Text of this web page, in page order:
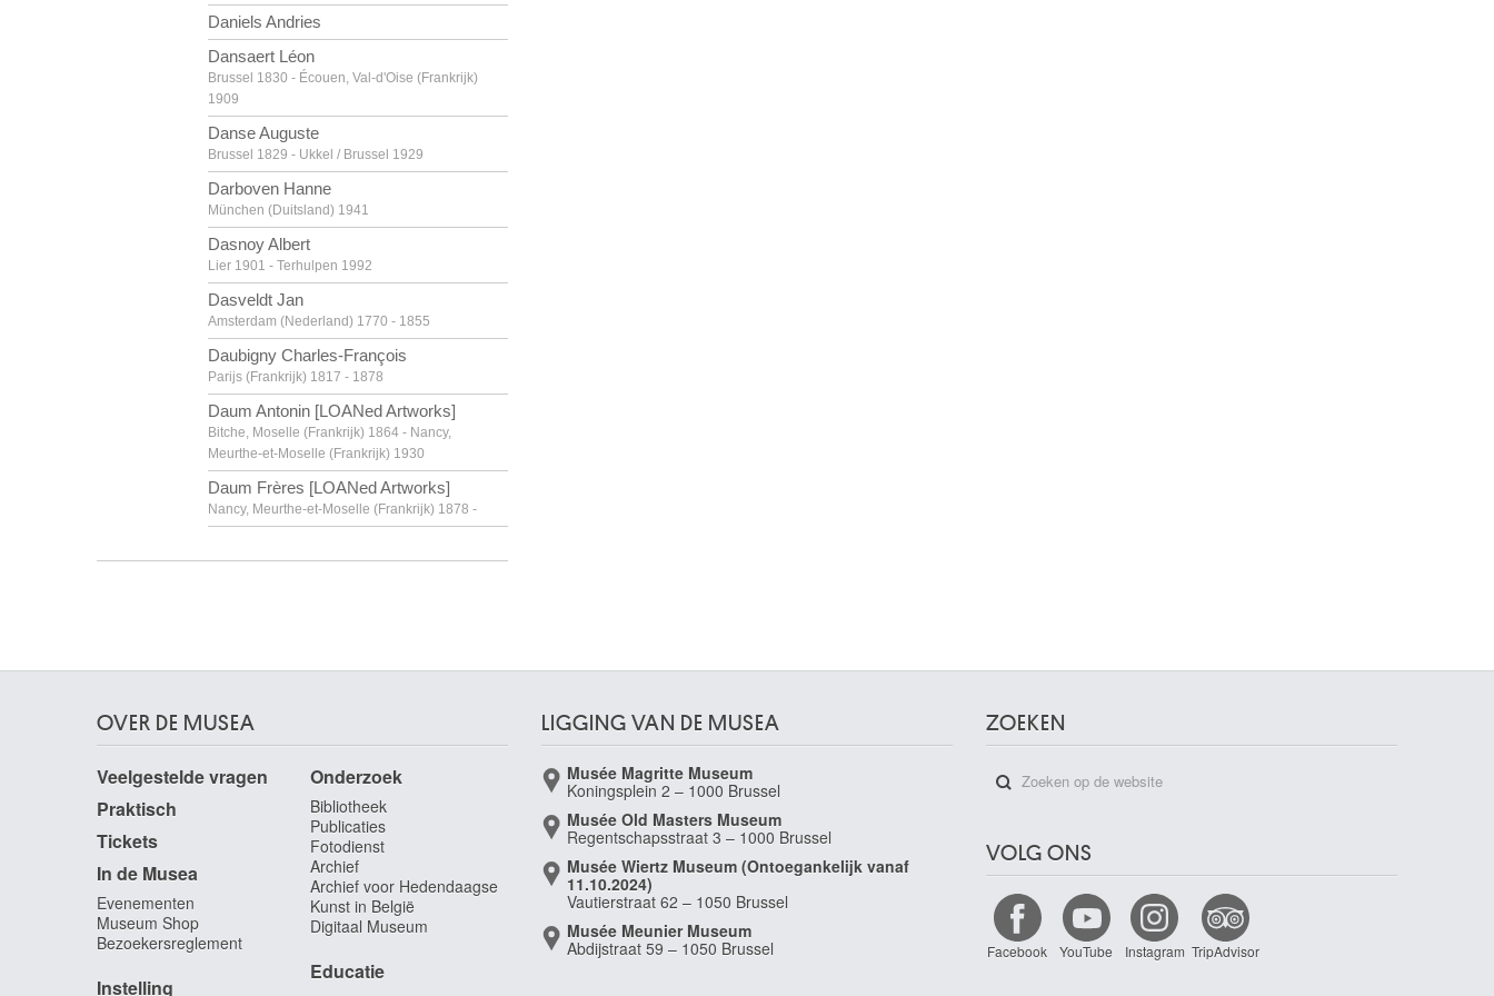
Daniels Andries
Dansaert Léon
Brussel 1830 - Écouen, Val-d'Oise (Frankrijk)
1909
Danse Auguste
Brussel 1829 - Ukkel / Brussel 1929
Darboven Hanne
München (Duitsland) 1941
Dasnoy Albert
Lier 1901 - Terhulpen 1992
Dasveldt Jan
Amsterdam (Nederland) 1770 - 1855
Daubigny Charles-François
Parijs (Frankrijk) 1817 - 1878
Daum Antonin [LOANed Artworks]
Bitche, Moselle (Frankrijk) 1864 - Nancy,
Meurthe-et-Moselle (Frankrijk) 1930
Daum Frères [LOANed Artworks]
Nancy, Meurthe-et-Moselle (Frankrijk) 1878 -
Oudewater (Nederland) ca. 1459 - Brugge 1523
Davies Haydn
Toronto (Canada) 2008
Davis John Scarlett
Leominster, Hereford and Worcester (Engeland,
Verenigd Koninkrijk) 1804 - Londen (Engeland,
Verenigd Koninkrijk) 1845
de Baellieur I Cornelis
Antwerpen 1607 - 1671
OVER DE MUSEA
Veelgestelde vragen
Praktisch
Tickets
In de Musea
Evenementen
Museum Shop
Bezoekersreglement
Instelling
Onderzoek
Bibliotheek
Publicaties
Fotodienst
Archief
Archief voor Hedendaagse
Kunst in België
Digitaal Museum
Educatie
LIGGING VAN DE MUSEA
Musée Magritte Museum
Koningsplein 2 – 1000 Brussel
Musée Old Masters Museum
Regentschapsstraat 3 – 1000 Brussel
Musée Wiertz Museum (Ontoegankelijk vanaf
11.10.2024)
Vautierstraat 62 – 1050 Brussel
Musée Meunier Museum
Abdijstraat 59 – 1050 Brussel
ZOEKEN
VOLG ONS
Facebook YouTube Instagram TripAdvisor